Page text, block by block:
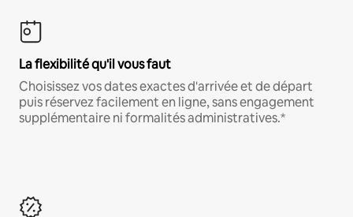
La flexibilité qu'il vous faut
Choisissez vos dates exactes d'arrivée et de départ
puis réservez facilement en ligne, sans engagement
supplémentaire ni formalités administratives.*